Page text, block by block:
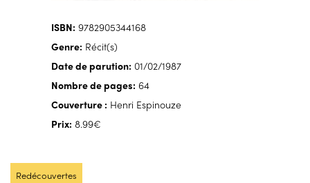
ISBN: 9782905344168
Genre: Récit(s)
Date de parution: 01/02/1987
Nombre de pages: 64
Couverture : Henri Espinouze
Prix: 8.99€
Redécouvertes